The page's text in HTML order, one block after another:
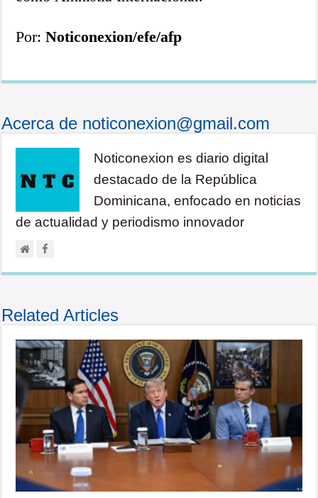
Por:Noticonexion/efe/afp
Acerca de noticonexion@gmail.com
Noticonexion es diario digital
destacado de la República
Dominicana, enfocado en noticias
de actualidad y periodismo innovador
Related Articles